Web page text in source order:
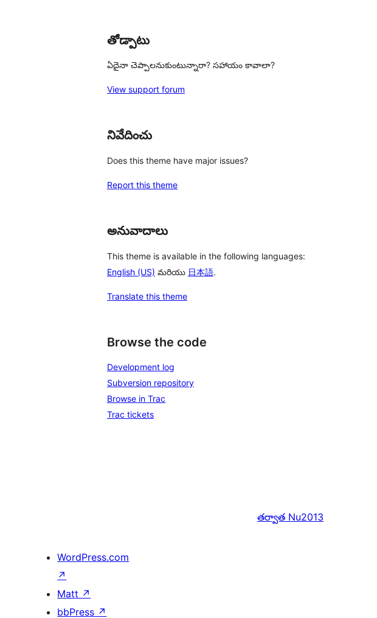
తోడ్పాటు
ఏదైనా చెప్పాలనుకుంటున్నారా? సహాయం కావాలా?
View support forum
నివేదించు
Does this theme have major issues?
Report this theme
అనువాదాలు
This theme is available in the following languages:
English (US) మరియు 日本語.
Translate this theme
Browse the code
Development log
Subversion repository
Browse in Trac
Trac tickets
తర్వాత Nu2013
WordPress.com
↗
Matt ↗
bbPress ↗